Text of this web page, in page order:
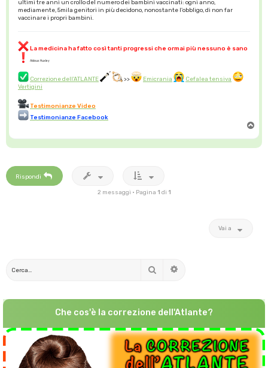
ultimi tre anni un crollo del numero dei bambini vaccinati: ogni anno,
mediamente, 5mila genitori in più decidono, nonostante l'obbligo, di non far
vaccinare i propri bambini.
La medicina ha fatto così tanti progressi che ormai più nessuno è sano
Aldous Huxley
Correzione dell'ATLANTE >> Emicrania
Cefalea tensiva
Vertigini
Testimonianze Video
Testimonianze Facebook
p
Rispondi
2 messaggi • Pagina 1 di 1
Vai a
Cerca
Che cos'è la correzione dell'Atlante?